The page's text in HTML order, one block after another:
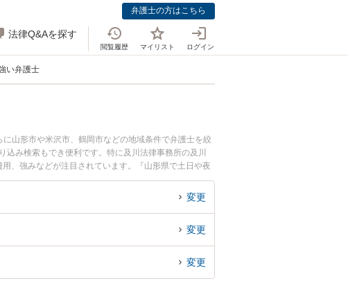
弁護士の方はこちら
法律Q&Aを探す
閲覧履歴 マイリスト ログイン
い弁護士
山形市や米沢市、鶴岡市などの地域条件で弁護士を絞
み検索もでき便利です。特に及川法律事務所の及川
、強みなどが注目されています。『山形県で土日や夜
弁護士を検索したい』『初回相談無料で国家賠償請求を
変更
変更
変更